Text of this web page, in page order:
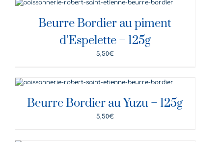
DÉTAILS
Beurre Bordier au piment
d’Espelette – 125g
5,50€
DÉTAILS
Beurre Bordier au Yuzu – 125g
5,50€